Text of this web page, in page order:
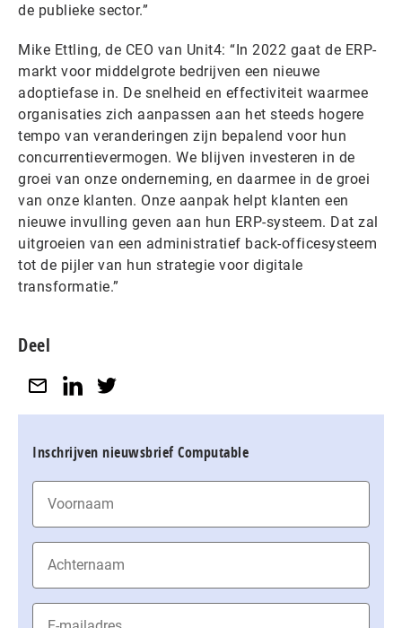
de publieke sector.”
Mike Ettling, de CEO van Unit4: “In 2022 gaat de ERP-
markt voor middelgrote bedrijven een nieuwe
adoptiefase in. De snelheid en effectiviteit waarmee
organisaties zich aanpassen aan het steeds hogere
tempo van veranderingen zijn bepalend voor hun
concurrentievermogen. We blijven investeren in de
groei van onze onderneming, en daarmee in de groei
van onze klanten. Onze aanpak helpt klanten een
nieuwe invulling geven aan hun ERP-systeem. Dat zal
uitgroeien van een administratief back-officesysteem
tot de pijler van hun strategie voor digitale
transformatie.”
Deel
Inschrijven nieuwsbrief Computable